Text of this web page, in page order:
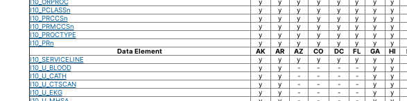
I10_PCLASSn
y y y y y y y y
I10_PRCCSn
y y y y y y y y
I10_PRMCCSn
y y y y y y y y
I10_PROCTYPE
y y y y y y y y
I10_PRn
y y y y y y y y
Data Element
AK AR AZ CO DC FL GA HI
I10_SERVICELINE
y y y y y y y y
I10_U_BLOOD
y y - - - - y y
I10_U_CATH
y y - - - - y y
I10_U_CTSCAN
y y - - - - y y
I10_U_EKG
y y - - - - y y